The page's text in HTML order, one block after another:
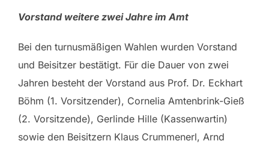
Vorstand weitere zwei Jahre im Amt
Bei den turnusmäßigen Wahlen wurden Vorstand
und Beisitzer bestätigt. Für die Dauer von zwei
Jahren besteht der Vorstand aus Prof. Dr. Eckhart
Böhm (1. Vorsitzender), Cornelia Amtenbrink-Gieß
(2. Vorsitzende), Gerlinde Hille (Kassenwartin)
sowie den Beisitzern Klaus Crummenerl, Arnd